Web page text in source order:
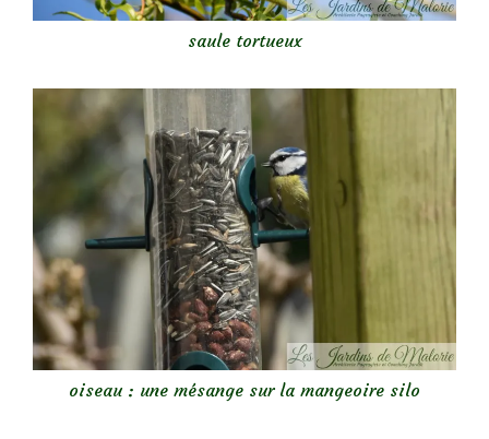
saule tortueux
oiseau : une mésange sur la mangeoire silo